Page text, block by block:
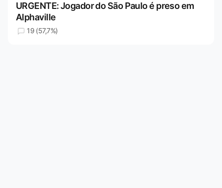
URGENTE: Jogador do São Paulo é preso em
Alphaville
19 (57,7%)